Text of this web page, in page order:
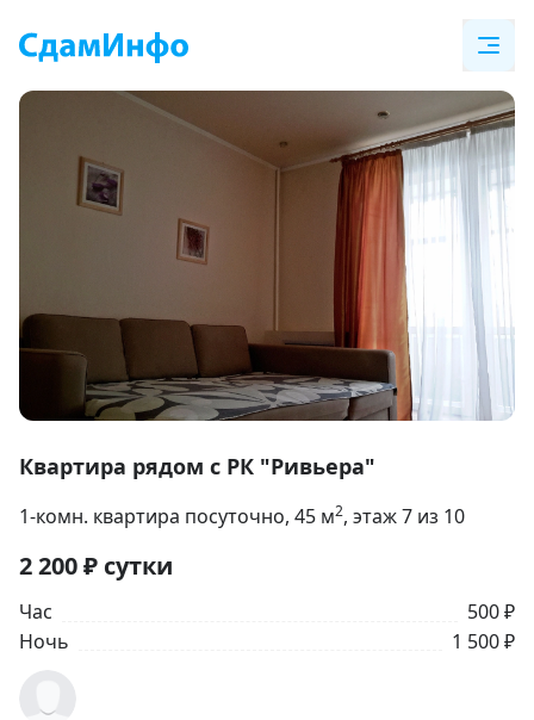
1
10
Квартира рядом с РК "Ривьера"
1-комн. квартира посуточно, 45 м2, этаж 7 из 10
2 200₽ сутки
Час
500 ₽
Ночь
1 500 ₽